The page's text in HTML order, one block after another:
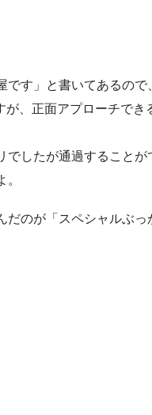
す」と書いてあるので
が、正面アプローチで
でしたが通過すること
のが「スペシャルぶっ